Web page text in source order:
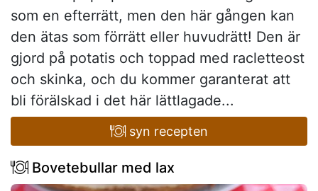
som en efterrätt, men den här gången kan
den ätas som förrätt eller huvudrätt! Den är
gjord på potatis och toppad med racletteost
och skinka, och du kommer garanterat att
bli förälskad i det här lättlagade...
syn recepten
Bovetebullar med lax